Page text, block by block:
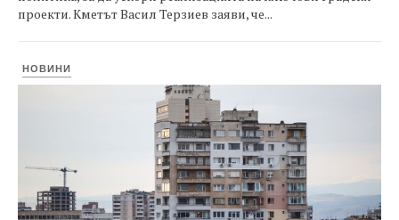
проекти. Кметът Васил Терзиев заяви, че...
НОВИНИ